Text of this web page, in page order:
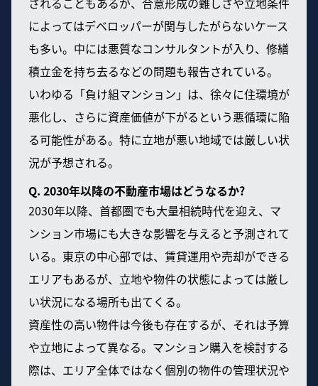
によってはデベロッパーが関与したがらないケース
も多い。中には悪質なコンサルタントが入り、修繕
積立金を持ち去るなどの問題も報告されている。
いわゆる「負け組マンション」は、徐々に住環境が
悪化し、さらに資産価値が下がるという悪循環に陥
る可能性がある。特に立地が悪い地域では厳しい状
況が予想される。
Q. 2030年以降の不動産市場はどうなるか?
2030年以降、首都圏でも大量相続時代を迎え、マ
ンション市場にも大きな影響を与えると予測されて
いる。東京の中心部では、賃貸運用や売却ができる
エリアもあるが、立地や物件の状態によっては厳し
い状況になる場所も出てくる。
資産性の高い物件は今後も存在するが、それは予算
や立地によって異なる。マンション購入を検討する
際は、エリア全体ではなく個別の物件の管理状況や